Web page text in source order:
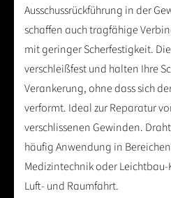
Ausschussrückführung in der
schaffen auch tragfähige
mit geringer Scherfestigkeit.
verschleißfest und halten Ihre
Verankerung, ohne dass sich
verformt. Ideal zur Reparatur
verschlissenen Gewinden.
häufig Anwendung in
Medizintechnik oder
Luft- und Raumfahrt.